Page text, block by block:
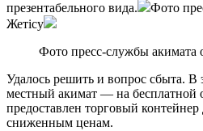
презентабельного вида.
Фото
Жетiсу
Фото пресс-службы акимата
Удалось решить и вопрос сбыта. В
местный акимат — на бесплатной
предоставлен торговый
сниженным ценам.